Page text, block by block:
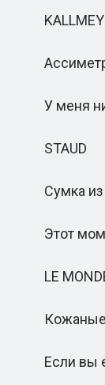
У меня
STAUD
Сумка из
Этот
LE
Кожаные
Если вы